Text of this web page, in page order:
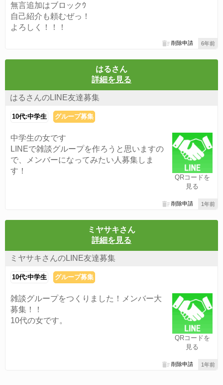
無言追加はブロックｳ
自己紹介も頼むぜっ！
よろしく！！！
6年前
削除申請
はるさん
詳細を見る
はるさんのLINE友達募集
10代:中学生 グループ募集
QRコードを
見る
中学生の女です
LINEで雑談グループを作ろうと思いますの
で、メンバーになってみたい人募集しま
す！
1年前
削除申請
ミヤサキさん
詳細を見る
ミヤサキさんのLINE友達募集
10代:中学生 グループ募集
QRコードを
見る
雑談グループをつくりました！メンバー大
募集！！
10代の女です。
1年前
削除申請